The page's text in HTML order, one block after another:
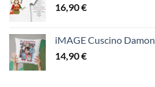
16,90€
iMAGE Cuscino Damon
14,90€